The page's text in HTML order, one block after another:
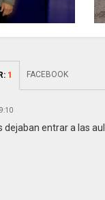
: 1 FACEBOOK
dejaban entrar a las